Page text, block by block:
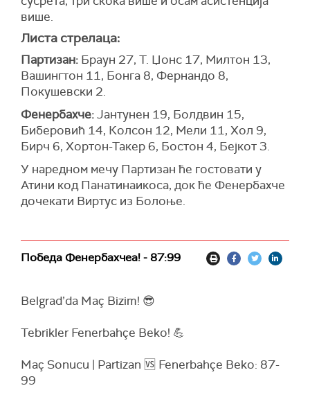
више.
Листа стрелаца:
Партизан: Браун 27, Т. Џонс 17, Милтон 13,
Вашингтон 11, Бонга 8, Фернандо 8,
Покушевски 2.
Фенербахче:Јантунен 19, Болдвин 15,
Биберовић 14, Колсон 12, Мели 11, Хол 9,
Бирч 6, Хортон-Такер 6, Бостон 4, Бејкот 3.
У наредном мечу Партизан ће гостовати у
Атини код Панатинаикоса, док ће Фенербахче
дочекати Виртус из Болоње.
Победа Фенербахчеа! - 87:99
Belgrad’da Maç Bizim! 😎
Tebrikler Fenerbahçe Beko! 💪
Maç Sonucu | Partizan 🆚 Fenerbahçe Beko: 87-
99